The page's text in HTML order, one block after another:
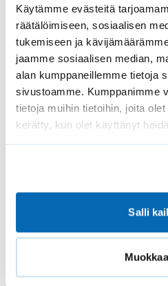
Käytämme evästeitä
räätälöimiseen, sosiaalisen
tukemiseen ja
jaamme sosiaalisen median,
alan kumppaneillemme tietoja
sivustoamme. Kumppanimme
tietoja muihin tietoihin, joita
kerätty, kun olet käyttänyt
Salli
Muokkaa
Hyönteispuitteen verkon
Me Solarilla vaihdamme
uudet verkot rikki menneiden…
Arvostelu
5.00/ 5
Hyönteisoven